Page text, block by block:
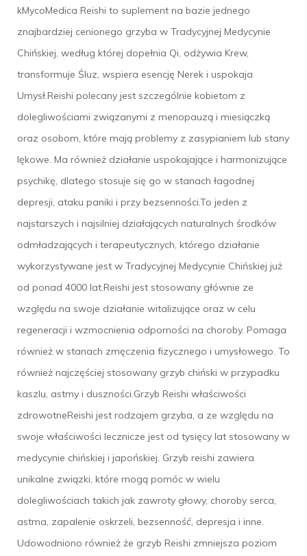
kMycoMedica Reishi to suplement na bazie jednego
znajbardziej cenionego grzyba w Tradycyjnej Medycynie
Chińskiej, według której dopełnia Qi, odżywia Krew,
transformuje Śluz, wspiera esencję Nerek i uspokaja
Umysł.Reishi polecany jest szczególnie kobietom z
dolegliwościami związanymi z menopauzą i miesiączką
oraz osobom, które mają problemy z zasypianiem lub stany
lękowe. Ma również działanie uspokajające i harmonizujące
psychikę, dlatego stosuje się go w stanach łagodnej
depresji, ataku paniki i przy bezsenności.To jeden z
najstarszych i najsilniej działających naturalnych środków
odmładzających i terapeutycznych, którego działanie
wykorzystywane jest w Tradycyjnej Medycynie Chińskiej już
od ponad 4000 lat.Reishi jest stosowany głównie ze
względu na swoje działanie witalizujące oraz w celu
regeneracji i wzmocnienia odporności na choroby. Pomaga
również w stanach zmęczenia fizycznego i umysłowego. To
również najczęściej stosowany grzyb chiński w przypadku
kaszlu, astmy i duszności.Grzyb Reishi właściwości
zdrowotneReishi jest rodzajem grzyba, a ze względu na
swoje właściwości lecznicze jest od tysięcy lat stosowany w
medycynie chińskiej i japońskiej. Grzyb reishi zawiera
unikalne związki, które mogą pomóc w wielu
dolegliwościach takich jak zawroty głowy, choroby serca,
astma, zapalenie oskrzeli, bezsenność, depresja i inne.
Udowodniono również że grzyb Reishi zmniejsza poziom